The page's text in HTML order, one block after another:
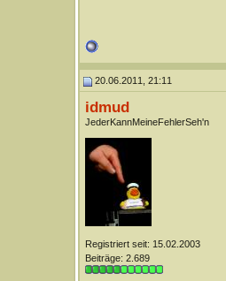
20.06.2011, 21:11
idmud
JederKannMeineFehlerSeh'n
Registriert seit: 15.02.2003
Beiträge: 2.689